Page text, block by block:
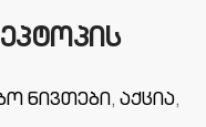
ნივთები,აქცია,